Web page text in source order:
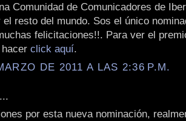
Comunidad de Comunicadores de
el resto del mundo. Sos el único
felicitaciones!!. Para ver el
click aquí.
DE 2011 A LAS 2:36 P.M.
por esta nueva nominación,